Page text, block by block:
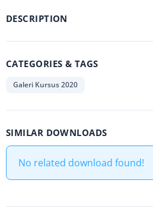
DESCRIPTION
CATEGORIES & TAGS
Galeri Kursus 2020
SIMILAR DOWNLOADS
No related download found!